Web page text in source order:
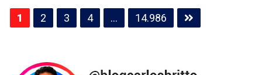
Paginação
de
1 2 3 4 … 14.986